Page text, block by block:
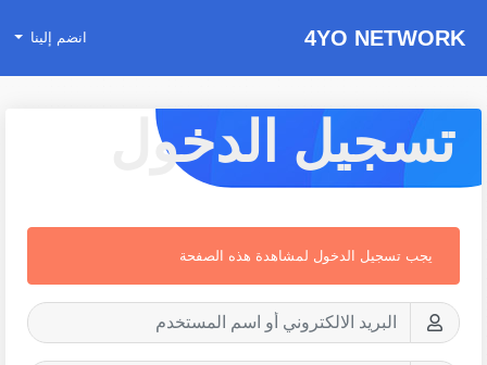
4YO NETWORK انضم إلينا
تسجيل الدخول
يجب تسجيل الدخول لمشاهدة هذه الصفحة